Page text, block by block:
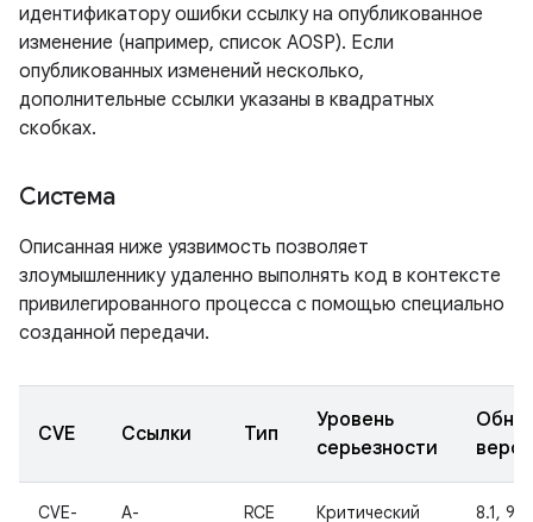
идентификатору ошибки ссылку на опубликованное
изменение (например, список AOSP). Если
опубликованных изменений несколько,
дополнительные ссылки указаны в квадратных
скобках.
Система
Описанная ниже уязвимость позволяет
злоумышленнику удаленно выполнять код в контексте
привилегированного процесса с помощью специально
созданной передачи.
CVE Ссылки Тип
Уровень
серьезности
CVE-
A-
RCE Критический 8.1, 9,